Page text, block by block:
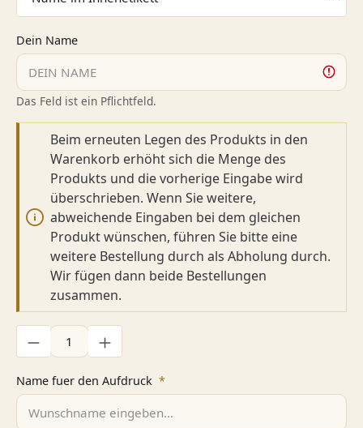
Dein Name
Das Feld ist ein Pflichtfeld.
Beim erneuten Legen des Produkts in den
Warenkorb erhöht sich die Menge des
Produkts und die vorherige Eingabe wird
überschrieben. Wenn Sie weitere,
abweichende Eingaben bei dem gleichen
Produkt wünschen, führen Sie bitte eine
weitere Bestellung durch als Abholung durch.
Wir fügen dann beide Bestellungen
zusammen.
Produkt Anzahl: Gib den gewünschten Wert ein oder
Name fuer den Aufdruck *